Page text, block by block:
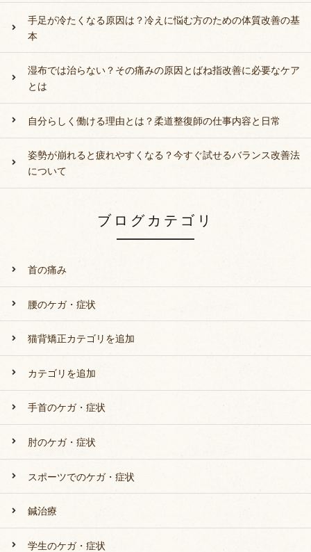
手足が冷たくなる原因は？冷えに悩む方のための体質改善の基
本
湿布では治らない？その痛みの原因とばね指改善に必要なケア
とは
自分らしく働ける理由とは？柔道整復師の仕事内容と日常
姿勢が崩れると疲れやすくなる？今すぐ試せるバランス改善法
について
ブログカテゴリ
首の痛み
腰のケガ・症状
猫背矯正カテゴリを追加
カテゴリを追加
手首のケガ・症状
肘のケガ・症状
スポーツでのケガ・症状
鍼治療
学生のケガ・症状